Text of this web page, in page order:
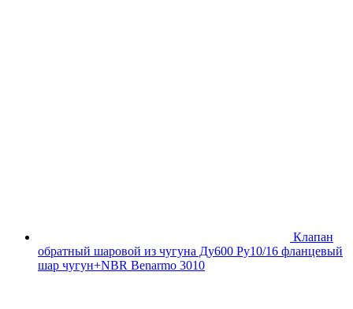
Клапан
обратный шаровой из чугуна Ду600 Ру10/16 фланцевый
шар чугун+NBR Benarmo 3010